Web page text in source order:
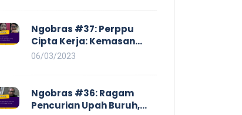
Membayangi dan
Eksploitasi di Dunia Kerja
Ngobras #37: Perppu
Cipta Kerja: Kemasan
Baru UU Cipta Kerja yang
06/03/2023
Ngobras #36: Ragam
Pencurian Upah Buruh,